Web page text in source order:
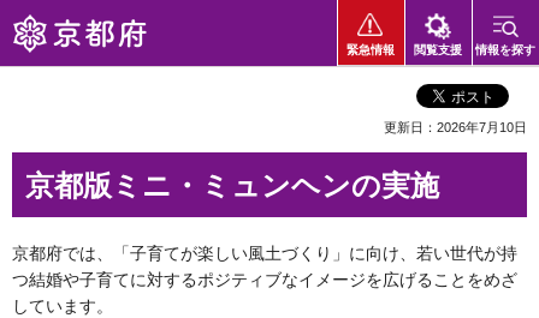
京都府
緊急情報 閲覧支援 情報を探す
更新日：2026年7月10日
京都版ミニ・ミュンヘンの実施
京都府では、「子育てが楽しい風土づくり」に向け、若い世代が持
つ結婚や子育てに対するポジティブなイメージを広げることをめざ
しています。